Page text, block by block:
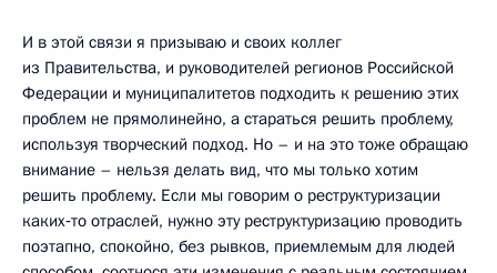
И в этой связи я призываю и своих коллег
из Правительства, и руководителей регионов Российской
Федерации и муниципалитетов подходить к решению этих
проблем не прямолинейно, а стараться решить проблему,
используя творческий подход. Но – и на это тоже обращаю
внимание – нельзя делать вид, что мы только хотим
решить проблему. Если мы говорим о реструктуризации
каких‑то отраслей, нужно эту реструктуризацию проводить
поэтапно, спокойно, без рывков, приемлемым для людей